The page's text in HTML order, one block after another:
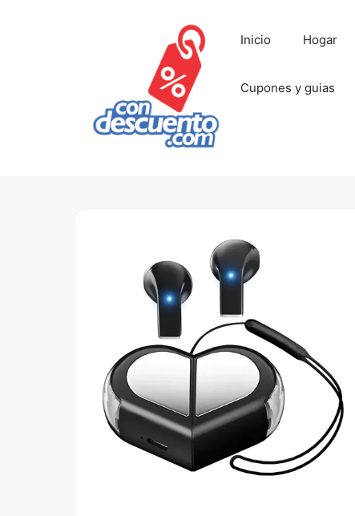
Inicio Hogar
Cupones y guias